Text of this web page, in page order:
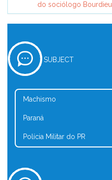
do sociólogo Bourdieu
SUBJECT
Machismo
Paraná
Polícia Militar do PR